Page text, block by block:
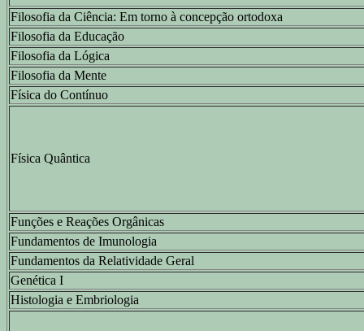
Filosofia da Ciência: Em torno à concepção ortodoxa
Filosofia da Educação
Filosofia da Lógica
Filosofia da Mente
Física do Contínuo
Física Quântica
Funções e Reações Orgânicas
Fundamentos de Imunologia
Fundamentos da Relatividade Geral
Genética I
Histologia e Embriologia